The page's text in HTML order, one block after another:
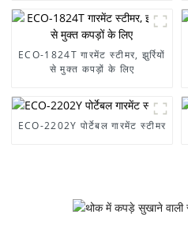
ECO-1824T गारमेंट स्टीमर, झुर्रियों
से मुक्त कपड़ों के लिए
ECO-2202Y पोर्टेबल गारमेंट स्टीमर